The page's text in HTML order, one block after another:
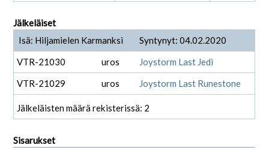
Jälkeläiset
Isä: Hiljamielen Karmanksi
Syntynyt: 04.02.2020
VTR-21030
uros
Joystorm Last Jedi
VTR-21029
uros Joystorm Last Runestone
Jälkeläisten määrä rekisterissä: 2
Sisarukset